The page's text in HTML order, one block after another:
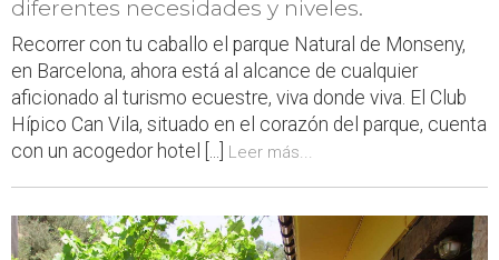
diferentes necesidades y niveles.
Recorrer con tu caballo el parque Natural de Monseny,
en Barcelona, ahora está al alcance de cualquier
aficionado al turismo ecuestre, viva donde viva. El Club
Hípico Can Vila, situado en el corazón del parque, cuenta
con un acogedor hotel [...]
Leer más...